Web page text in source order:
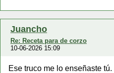
Juancho
Re: Receta para de corzo
10-06-2026 15:09
Ese truco me lo enseñaste